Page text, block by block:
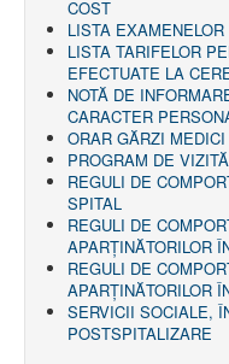
CONTACT
INFORMAŢII
RUTE ACCES
RELAȚIA CU
PURTĂTOR DE
REGULI
ORAR AUDIENŢE
COMUNICATE
HARTĂ SITE
PROGRAMARE ONLINE
COST
LISTA
LISTA TARIFELOR
EFECTUATE LA
NOTĂ DE
CARACTER
ORAR GĂRZI MEDICI
PROGRAM DE VIZITĂ
REGULI DE
SPITAL
REGULI DE
APARȚINĂTORILOR
REGULI DE
APARȚINĂTORILOR
SERVICII SOCIALE,
POSTSPITALIZARE